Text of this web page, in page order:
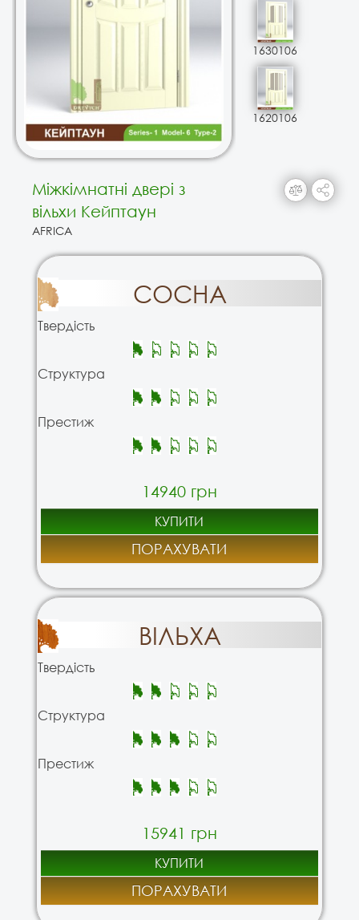
1630106
1620106
Міжкімнатні двері з
вільхи Кейптаун
AFRICA
СОСНА
Твердість
Структура
Престиж
14940 грн
КУПИТИ
ПОРАХУВАТИ
ВІЛЬХА
Твердість
Структура
Престиж
15941 грн
КУПИТИ
ПОРАХУВАТИ